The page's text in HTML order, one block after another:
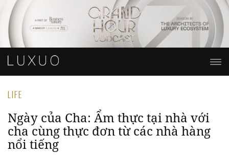
LIFE
Ngày của Cha: Ẩm thực tại nhà với
cha cùng thực đơn từ các nhà hàng
nổi tiếng